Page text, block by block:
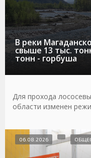
В реки
свыше 13 тыс.
тонн - горбуша
Для прохода
области изменен
06.08.2026